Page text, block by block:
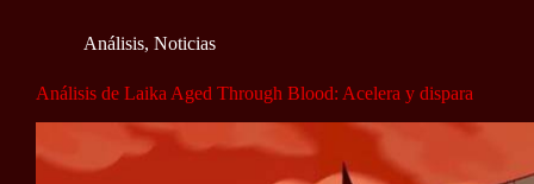
Análisis, Noticias
Análisis de Laika Aged Through Blood: Acelera y dispara